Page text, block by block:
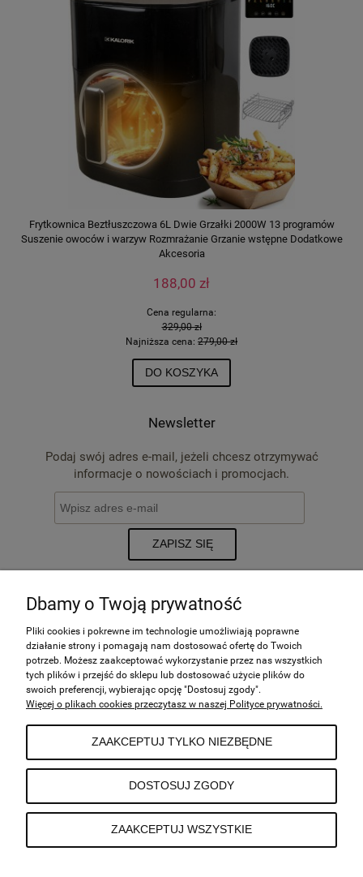
Frytkownica Beztłuszczowa 6L Dwie Grzałki 2000W 13 programów
Suszenie owoców i warzyw Rozmrażanie Grzanie wstępne Dodatkowe
Akcesoria
188,00 zł
Cena regularna:
329,00 zł
Najniższa cena: 279,00 zł
DO KOSZYKA
Newsletter
Podaj swój adres e-mail, jeżeli chcesz otrzymywać
informacje o nowościach i promocjach.
ZAPISZ SIĘ
POMOC
MOJE KONTO
INFORMACJE
O NAS
Dbamy o Twoją prywatność
Pliki cookies i pokrewne im technologie umożliwiają poprawne
działanie strony i pomagają nam dostosować ofertę do Twoich
potrzeb. Możesz zaakceptować wykorzystanie przez nas wszystkich
tych plików i przejść do sklepu lub dostosować użycie plików do
swoich preferencji, wybierając opcję "Dostosuj zgody".
Więcej o plikach cookies przeczytasz w naszej Polityce prywatności.
ZAAKCEPTUJ TYLKO NIEZBĘDNE
DOSTOSUJ ZGODY
ZAAKCEPTUJ WSZYSTKIE